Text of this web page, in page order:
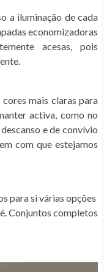
a iluminação de cada
economizadoras
acesas, pois
mais claras para
activa, como no
e de convívio
com que estejamos
para si várias opções
Conjuntos completos